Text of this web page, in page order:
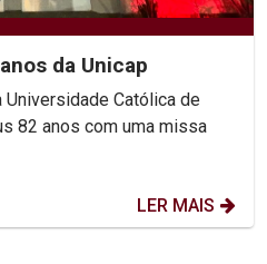
da Unicap
Católica de
82 anos com uma missa
LER MAIS